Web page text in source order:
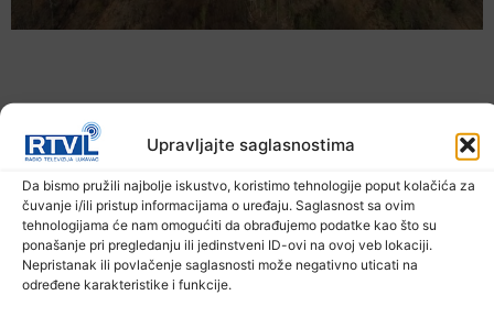
Upravljajte saglasnostima
Da bismo pružili najbolje iskustvo, koristimo tehnologije poput kolačića za
čuvanje i/ili pristup informacijama o uređaju. Saglasnost sa ovim
tehnologijama će nam omogućiti da obrađujemo podatke kao što su
ponašanje pri pregledanju ili jedinstveni ID-ovi na ovoj veb lokaciji.
Nepristanak ili povlačenje saglasnosti može negativno uticati na
određene karakteristike i funkcije.
U TK povećan broj požara